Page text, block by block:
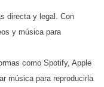
directa y legal. Con
y música para
como Spotify, Apple
música para reproducirla